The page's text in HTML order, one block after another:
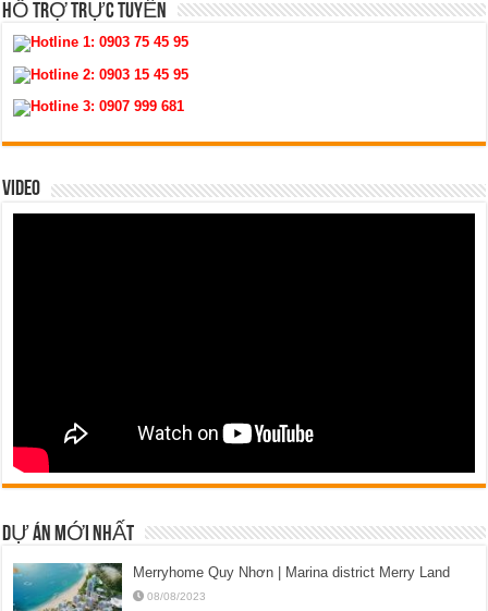
HỖ TRỢ TRỰC TUYẾN
Hotline 1:0903 75 45 95
Hotline 2:0903 15 45 95
Hotline 3:0907 999 681
VIDEO
DỰ ÁN MỚI NHẤT
Merryhome Quy Nhơn | Marina district Merry Land
08/08/2023